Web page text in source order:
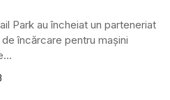
Park au încheiat un parteneriat
încărcare pentru mașini